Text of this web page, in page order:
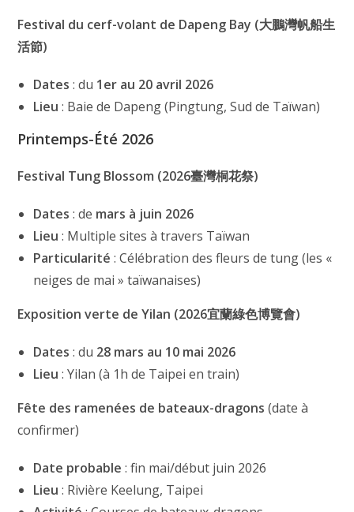
Festival du cerf-volant de Dapeng Bay (大鵬灣帆船生
活節)
Dates : du 1er au 20 avril 2026
Lieu : Baie de Dapeng (Pingtung, Sud de Taïwan)
Printemps-Été 2026
Festival Tung Blossom (2026臺灣桐花祭)
Dates : de mars à juin 2026
Lieu : Multiple sites à travers Taïwan
Particularité : Célébration des fleurs de tung (les «
neiges de mai » taïwanaises)
Exposition verte de Yilan (2026宜蘭綠色博覽會)
Dates : du 28 mars au 10 mai 2026
Lieu : Yilan (à 1h de Taipei en train)
Fête des ramenées de bateaux-dragons (date à
confirmer)
Date probable : fin mai/début juin 2026
Lieu : Rivière Keelung, Taipei